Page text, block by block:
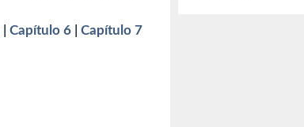
Capítulo 6 Capítulo 7